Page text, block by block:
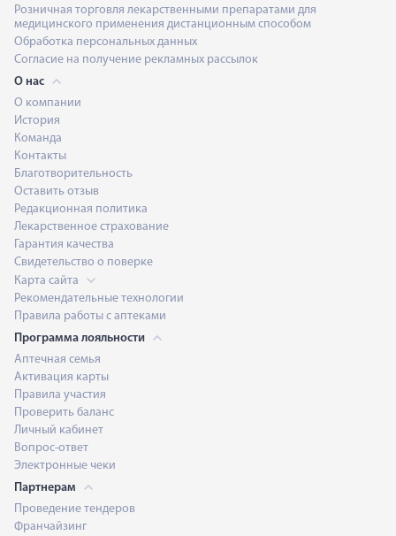
Розничная торговля лекарственными препаратами для
медицинского применения дистанционным способом
Обработка персональных данных
Согласие на получение рекламных рассылок
О нас
О компании
История
Команда
Контакты
Благотворительность
Оставить отзыв
Редакционная политика
Лекарственное страхование
Гарантия качества
Свидетельство о поверке
Карта сайта
Рекомендательные технологии
Правила работы с аптеками
Программа лояльности
Аптечная семья
Активация карты
Правила участия
Проверить баланс
Личный кабинет
Вопрос-ответ
Электронные чеки
Партнерам
Проведение тендеров
Франчайзинг